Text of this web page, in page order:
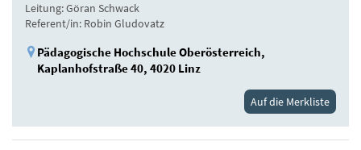
Leitung: Göran Schwack
Referent/in: Robin Gludovatz
Pädagogische Hochschule Oberösterreich,
Kaplanhofstraße 40, 4020 Linz
Auf die Merkliste